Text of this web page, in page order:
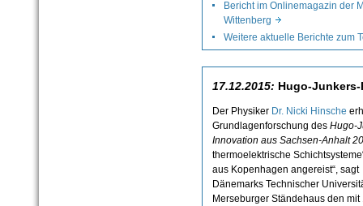
Bericht im Onlinemagazin der
Wittenberg
Weitere aktuelle Berichte
17.12.2015: Hugo-
Der Physiker Dr. Nicki Hinsche
Grundlagenforschung des Hugo-
Innovation aus Sachsen-Anhalt
thermoelektrische
aus Kopenhagen angereist“,
Dänemarks Technischer
Merseburger Ständehaus den